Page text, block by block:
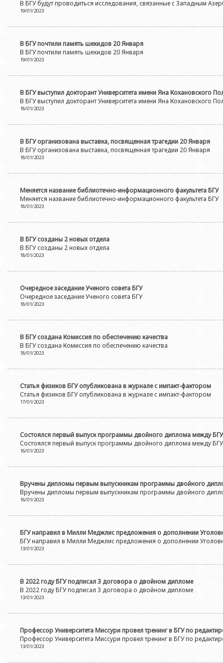
Выпускники БГУ
Образование в БГУ
Перечень специальностей
Знаменательные даты в истории БГУ
Отдел протокола
Культурно-творческий центр
Спортивно-оздоровительный
Университетская газета
Типография
Факультет
Факультет
Азербайджанской
Азербайджанской
Юридическое
Юридическое
В БГУ будут проводиться исследования, связанные с Западным
19/01/2023
В БГУ почтили память шехидов 20 Января
В БГУ почтили память шехидов 20 Января
19/01/2023
В БГУ выступил докторант Университета имени Яна Кохановского
В БГУ выступил докторант Университета имени Яна Кохановского
18/01/2023
В БГУ организована выставка, посвященная трагедии 20 Января
В БГУ организована выставка, посвященная трагедии 20 Января
18/01/2023
Меняется название библиотечно-информационного факультета БГУ
Меняется название библиотечно-информационного факультета БГУ
18/01/2023
В БГУ созданы 2 новых отдела
В БГУ созданы 2 новых отдела
18/01/2023
Очередное заседание Ученого совета БГУ
Очередное заседание Ученого совета БГУ
18/01/2023
В БГУ создана Комиссия по обеспечению качества
В БГУ создана Комиссия по обеспечению качества
18/01/2023
Статья физиков БГУ опубликована в журнале с импакт-фактором
Статья физиков БГУ опубликована в журнале с импакт-фактором
17/01/2023
Состоялся первый выпуск программы двойного диплома между
Состоялся первый выпуск программы двойного диплома между
16/01/2023
Вручены дипломы первым выпускникам программы двойного
Вручены дипломы первым выпускникам программы двойного
16/01/2023
БГУ направил в Милли Меджлис предложения о дополнении
БГУ направил в Милли Меджлис предложения о дополнении
13/01/2023
В 2022 году БГУ подписал 3 договора о двойном дипломе
В 2022 году БГУ подписал 3 договора о двойном дипломе
13/01/2023
Профессор Университета Миссури провел тренинг в БГУ по
Профессор Университета Миссури провел тренинг в БГУ по
13/01/2023